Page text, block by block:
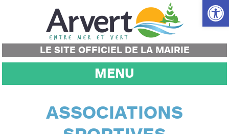
Ouvrir
LE SITE OFFICIEL DE LA MAIRIE
MENU
ASSOCIATIONS